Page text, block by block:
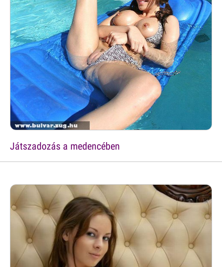
Játszadozás a medencében